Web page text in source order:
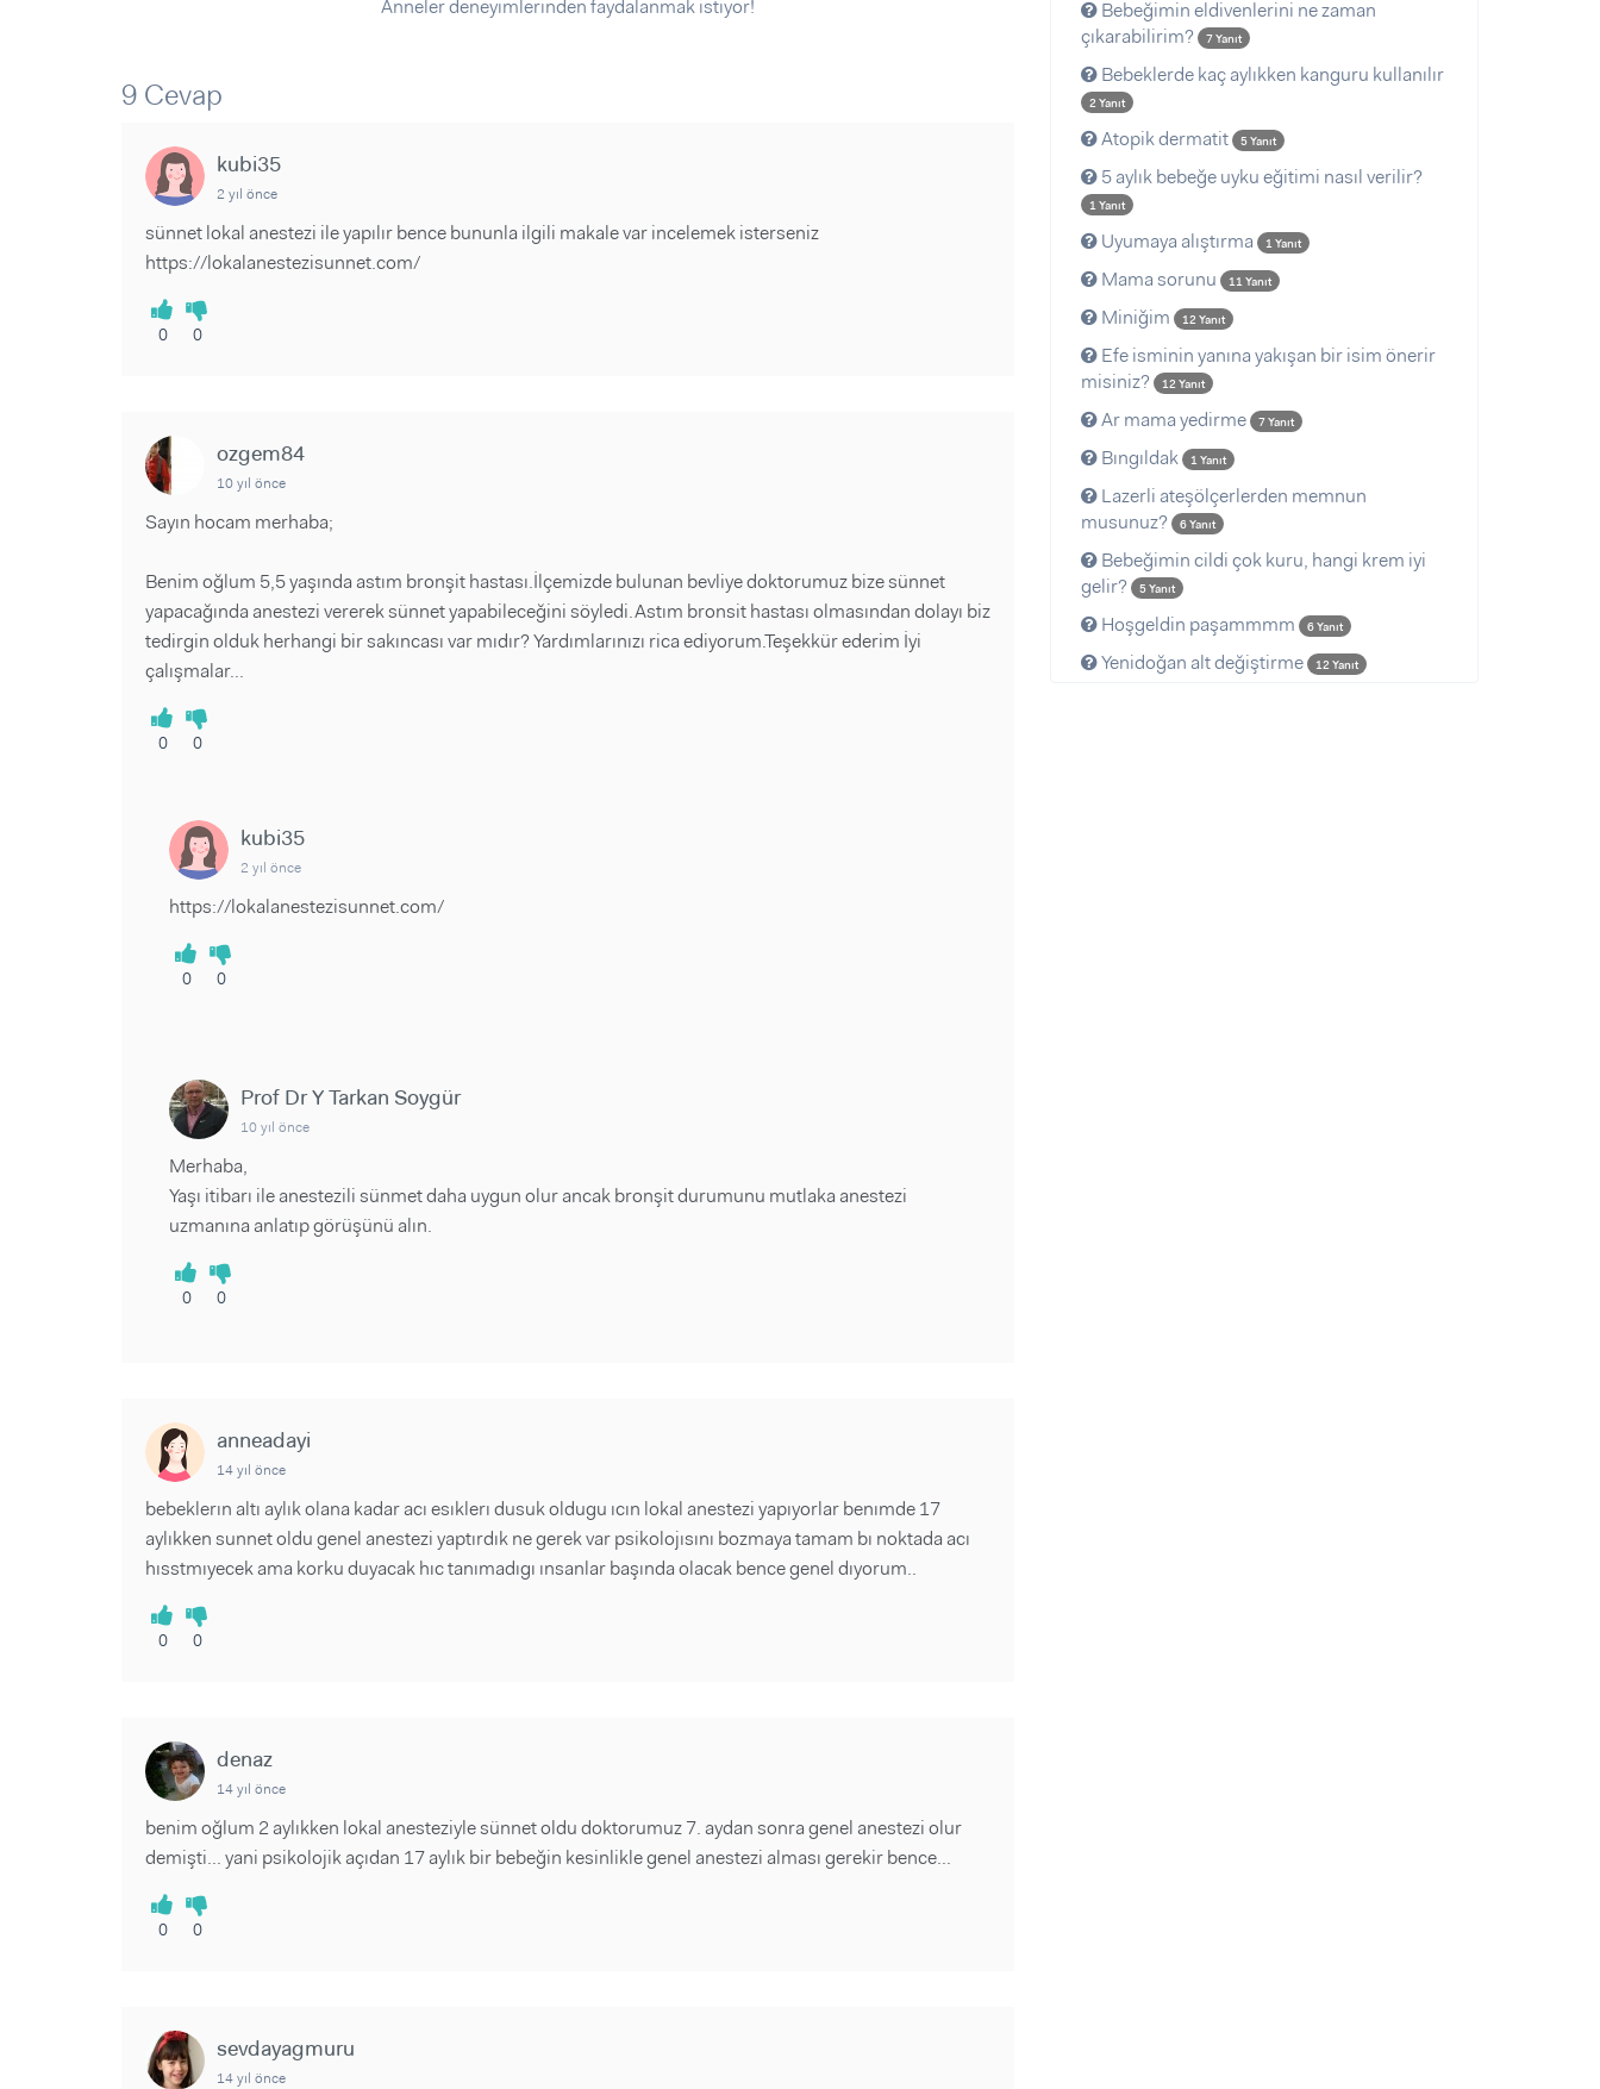
Anneler deneyimlerinden faydalanmak istiyor!
9 Cevap
kubi35
2 yıl önce
sünnet lokal anestezi ile yapılır bence bununla ilgili makale var incelemek isterseniz
https://lokalanestezisunnet.com/
0 0
ozgem84
10 yıl önce
Sayın hocam merhaba;
Benim oğlum 5,5 yaşında astım bronşit hastası.İlçemizde bulunan bevliye doktorumuz bize sünnet
yapacağında anestezi vererek sünnet yapabileceğini söyledi.Astım bronsit hastası olmasından dolayı biz
tedirgin olduk herhangi bir sakıncası var mıdır? Yardımlarınızı rica ediyorum.Teşekkür ederim İyi
çalışmalar...
0 0
kubi35
2 yıl önce
https://lokalanestezisunnet.com/
0 0
Prof Dr Y Tarkan Soygür
10 yıl önce
Merhaba,
Yaşı itibarı ile anestezili sünmet daha uygun olur ancak bronşit durumunu mutlaka anestezi
uzmanına anlatıp görüşünü alın.
0 0
anneadayi
14 yıl önce
bebeklerın altı aylık olana kadar acı esıklerı dusuk oldugu ıcın lokal anestezi yapıyorlar benımde 17
aylıkken sunnet oldu genel anestezi yaptırdık ne gerek var psikolojısını bozmaya tamam bı noktada acı
hısstmıyecek ama korku duyacak hıc tanımadıgı ınsanlar başında olacak bence genel dıyorum..
0 0
denaz
14 yıl önce
benim oğlum 2 aylıkken lokal anesteziyle sünnet oldu doktorumuz 7. aydan sonra genel anestezi olur
demişti... yani psikolojik açıdan 17 aylık bir bebeğin kesinlikle genel anestezi alması gerekir bence...
0 0
sevdayagmuru
14 yıl önce
Bebeğimin eldivenlerini ne zaman
çıkarabilirim?
7 Yanıt
Bebeklerde kaç aylıkken kanguru kullanılır
2 Yanıt
Atopik dermatit 5 Yanıt
5 aylık bebeğe uyku eğitimi nasıl verilir?
1 Yanıt
Uyumaya alıştırma 1 Yanıt
Mama sorunu 11 Yanıt
Miniğim 12 Yanıt
Efe isminin yanına yakışan bir isim önerir
misiniz?
12 Yanıt
Ar mama yedirme 7 Yanıt
Bıngıldak 1 Yanıt
Lazerli ateşölçerlerden memnun
musunuz?
6 Yanıt
Bebeğimin cildi çok kuru, hangi krem iyi
gelir?
5 Yanıt
Hoşgeldin paşammmm 6 Yanıt
Yenidoğan alt değiştirme 12 Yanıt